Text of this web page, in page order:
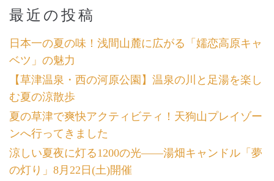
最近の投稿
日本一の夏の味！浅間山麓に広がる「嬬恋高原キャ
ベツ」の魅力
【草津温泉・西の河原公園】温泉の川と足湯を楽し
む夏の涼散歩
夏の草津で爽快アクティビティ！天狗山プレイゾー
ンへ行ってきました
涼しい夏夜に灯る1200の光――湯畑キャンドル「夢
の灯り」8月22日(土)開催